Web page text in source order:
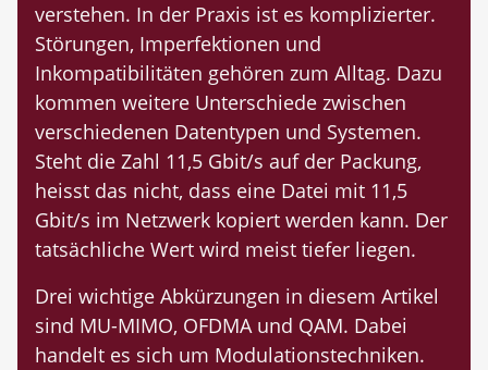
verstehen. In der Praxis ist es komplizierter.
Störungen, Imperfektionen und
Inkompatibilitäten gehören zum Alltag. Dazu
kommen weitere Unterschiede zwischen
verschiedenen Datentypen und Systemen.
Steht die Zahl 11,5 Gbit/s auf der Packung,
heisst das nicht, dass eine Datei mit 11,5
Gbit/s im Netzwerk kopiert werden kann. Der
tatsächliche Wert wird meist tiefer liegen.
Drei wichtige Abkürzungen in diesem Artikel
sind MU-MIMO, OFDMA und QAM. Dabei
handelt es sich um Modulationstechniken.